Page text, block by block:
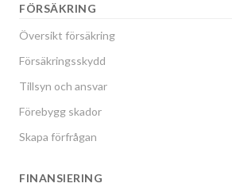
FÖRSÄKRING
Översikt försäkring
Försäkringsskydd
Tillsyn och ansvar
Förebygg skador
Skapa förfrågan
FINANSIERING